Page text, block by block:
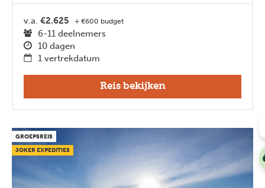
v.a. €2.625 + €600 budget
6-11 deelnemers
10 dagen
1 vertrekdatum
Reis bekijken
GROEPSREIS
JOKER EXPEDITIES